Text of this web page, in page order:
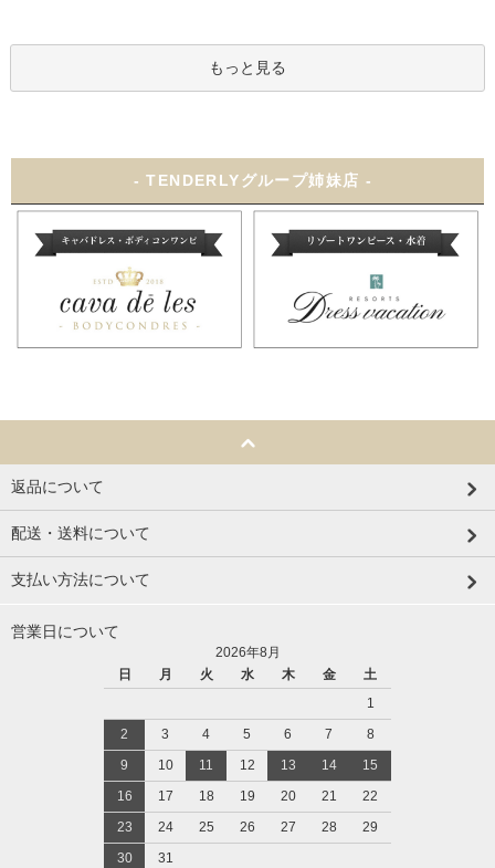
もっと見る
- TENDERLYグループ姉妹店 -
返品について
配送・送料について
支払い方法について
営業日について
2026年8月
日
月 火 水 木 金
土
1
2
3 4 5 6 7
8
9
10 11 12 13 14
15
16
17 18 19 20 21
22
23
24 25 26 27 28
29
30
31